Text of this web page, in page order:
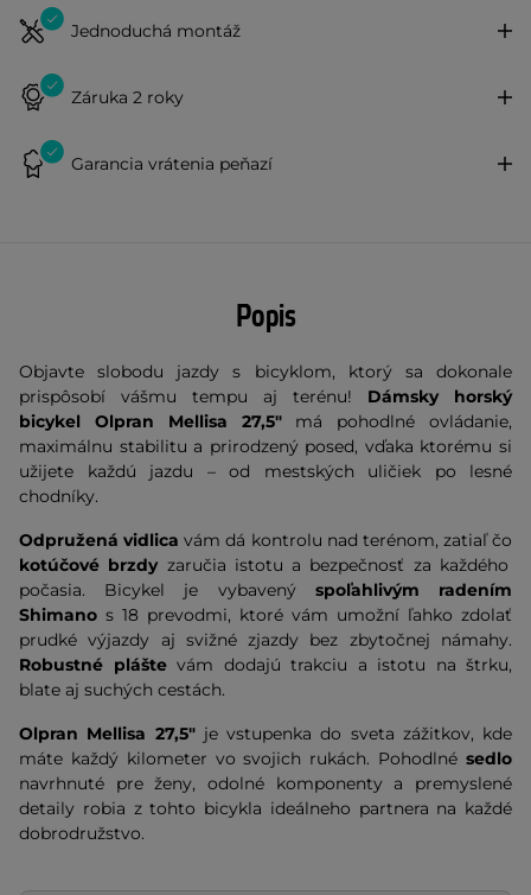
Jednoduchá montáž
Záruka 2 roky
Garancia vrátenia peňazí
Popis
Objavte slobodu jazdy s bicyklom, ktorý sa dokonale
prispôsobí vášmu tempu aj terénu! Dámsky horský
bicykel Olpran Mellisa 27,5"
má pohodlné ovládanie,
maximálnu stabilitu a prirodzený posed, vďaka ktorému si
užijete každú jazdu – od mestských uličiek po lesné
chodníky.
Odpružená vidlica vám dá kontrolu nad terénom, zatiaľ čo
kotúčové brzdyzaručia istotu a bezpečnosť za každého
počasia. Bicykel je vybavený spoľahlivým radením
Shimano s 18 prevodmi, ktoré vám umožní ľahko zdolať
prudké výjazdy aj svižné zjazdy bez zbytočnej námahy.
Robustné pláštevám dodajú trakciu a istotu na štrku,
blate aj suchých cestách.
Olpran Mellisa 27,5"je vstupenka do sveta zážitkov, kde
máte každý kilometer vo svojich rukách. Pohodlné sedlo
navrhnuté pre ženy, odolné komponenty a premyslené
detaily robia z tohto bicykla ideálneho partnera na každé
dobrodružstvo.